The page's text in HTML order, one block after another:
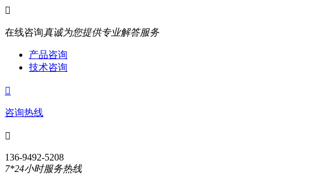

在线咨询真诚为您提供专业解答服务
产品咨询
技术咨询

咨询热线

136-9492-5208
7*24小时服务热线